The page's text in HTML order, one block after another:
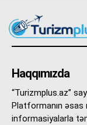
Haqqımızda
“Turizmplus.az”
Platformanın əsas
informasiyalarla